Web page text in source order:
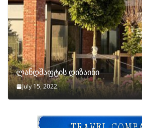
ლანდშაფტის დიზაინი
July 15, 2022